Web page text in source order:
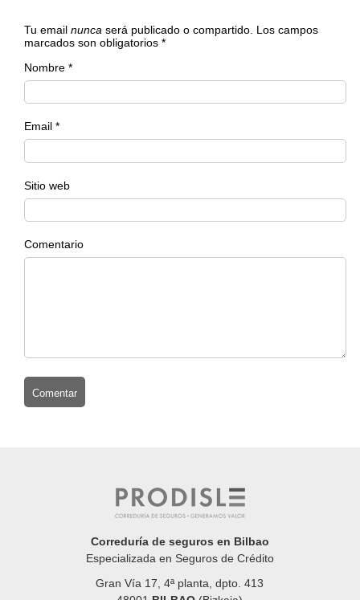
Tu emailnunca será publicado o compartido. Los campos
marcados son obligatorios*
Nombre *
Email *
Sitio web
Comentario
Correduría de seguros en Bilbao
Especializada en Seguros de Crédito
Gran Vía 17, 4ª planta, dpto. 413